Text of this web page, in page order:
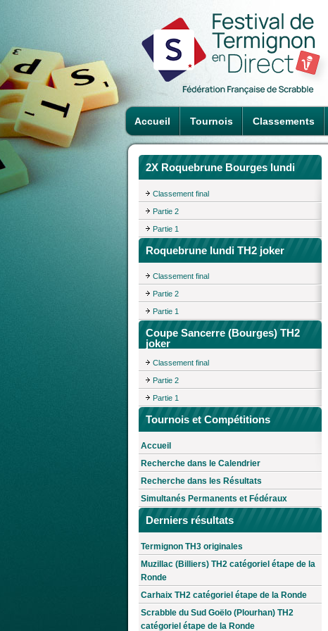
Accueil Tournois Classements
2X Roquebrune Bourges lundi
Classement final
Partie 2
Partie 1
Roquebrune lundi TH2 joker
Classement final
Partie 2
Partie 1
Coupe Sancerre (Bourges) TH2
joker
Classement final
Partie 2
Partie 1
Tournois et Compétitions
Accueil
Recherche dans le Calendrier
Recherche dans les Résultats
Simultanés Permanents et Fédéraux
Derniers résultats
Termignon TH3 originales
Muzillac (Billiers) TH2 catégoriel étape de la
Ronde
Carhaix TH2 catégoriel étape de la Ronde
Scrabble du Sud Goëlo (Plourhan) TH2
catégoriel étape de la Ronde